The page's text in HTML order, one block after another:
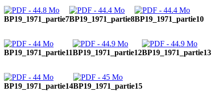
BP19_1971_partie7BP19_1971_partie8BP19_1971_partie10
BP19_1971_partie11BP19_1971_partie12BP19_1971_partie13
BP19_1971_partie14BP19_1971_partie15